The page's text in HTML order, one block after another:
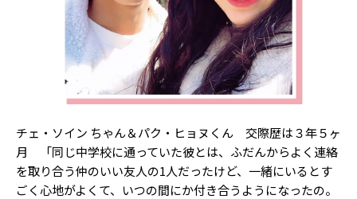
Follow us
ST member
新規会員登録・ログイン
チェ・ソイン ちゃん＆パク・ヒョヌくん 交際歴は３年５ヶ
月 「同じ中学校に通っていた彼とは、ふだんからよく連絡
を取り合う仲のいい友人の1人だったけど、一緒にいるとす
ごく心地がよくて、いつの間にか付き合うようになったの。